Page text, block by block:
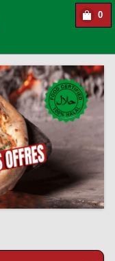
0